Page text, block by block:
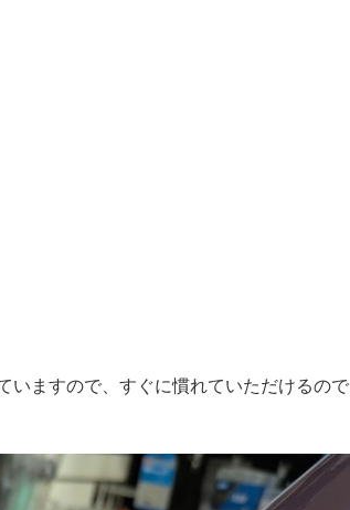
いますので、すぐに慣れていただけるので